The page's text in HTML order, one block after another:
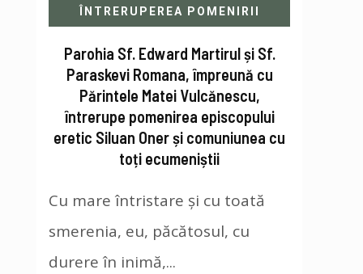
ÎNTRERUPEREA POMENIRII
Parohia Sf. Edward Martirul și Sf.
Paraskevi Romana, împreună cu
Părintele Matei Vulcănescu,
întrerupe pomenirea episcopului
eretic Siluan Oner și comuniunea cu
toți ecumeniștii
Cu mare întristare și cu toată
smerenia, eu, păcătosul, cu
durere în inimă,...